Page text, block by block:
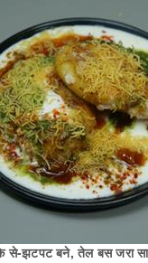
से-झटपट बने, तेल बस जरा